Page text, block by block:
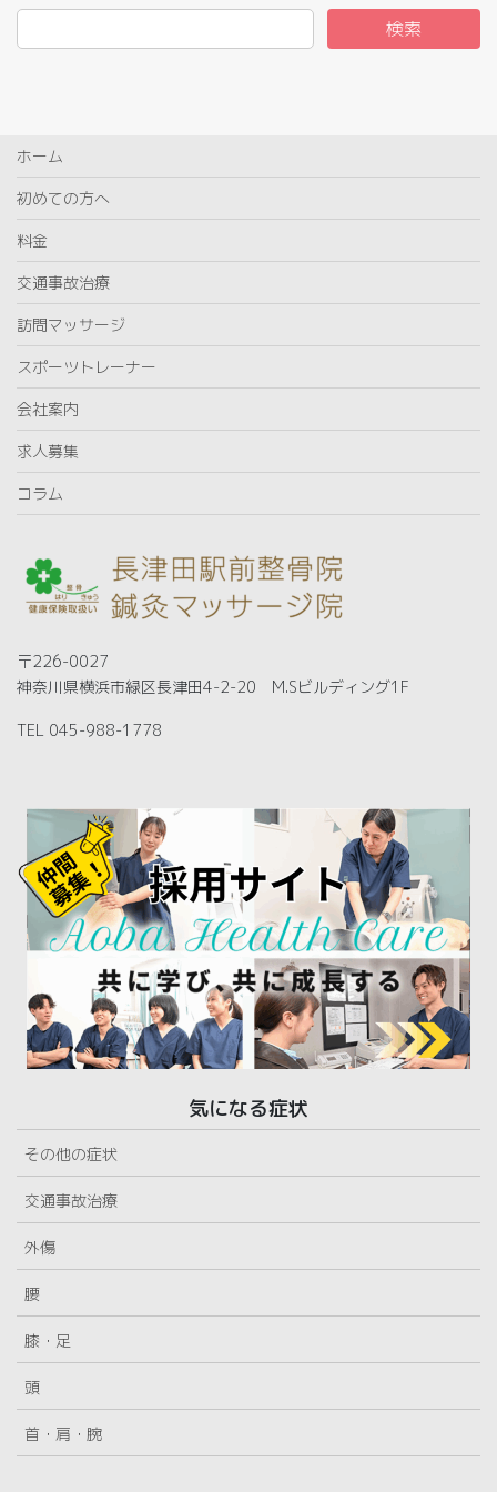
検索
ホーム
初めての方へ
料金
交通事故治療
訪問マッサージ
スポーツトレーナー
会社案内
求人募集
コラム
〒226-0027
神奈川県横浜市緑区長津田4-2-20 M.Sビルディング1F
TEL 045-988-1778
気になる症状
その他の症状
交通事故治療
外傷
腰
膝・足
頭
首・肩・腕